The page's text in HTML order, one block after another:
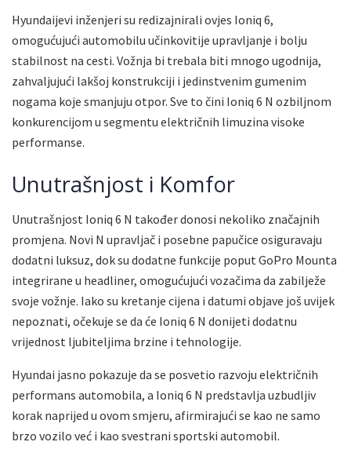
Hyundaijevi inženjeri su redizajnirali ovjes Ioniq 6,
omogućujući automobilu učinkovitije upravljanje i bolju
stabilnost na cesti. Vožnja bi trebala biti mnogo ugodnija,
zahvaljujući lakšoj konstrukciji i jedinstvenim gumenim
nogama koje smanjuju otpor. Sve to čini Ioniq 6 N ozbiljnom
konkurencijom u segmentu električnih limuzina visoke
performanse.
Unutrašnjost i Komfor
Unutrašnjost Ioniq 6 N također donosi nekoliko značajnih
promjena. Novi N upravljač i posebne papučice osiguravaju
dodatni luksuz, dok su dodatne funkcije poput GoPro Mounta
integrirane u headliner, omogućujući vozačima da zabilježe
svoje vožnje. Iako su kretanje cijena i datumi objave još uvijek
nepoznati, očekuje se da će Ioniq 6 N donijeti dodatnu
vrijednost ljubiteljima brzine i tehnologije.
Hyundai jasno pokazuje da se posvetio razvoju električnih
performans automobila, a Ioniq 6 N predstavlja uzbudljiv
korak naprijed u ovom smjeru, afirmirajući se kao ne samo
brzo vozilo već i kao svestrani sportski automobil.